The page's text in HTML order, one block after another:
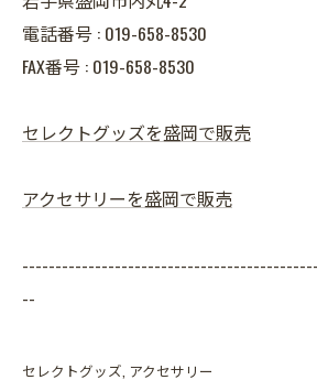
電話番号 : 019-658-8530
FAX番号 : 019-658-8530
セレクトグッズを盛岡で販売
アクセサリーを盛岡で販売
--
セレクトグッズ アクセサリー